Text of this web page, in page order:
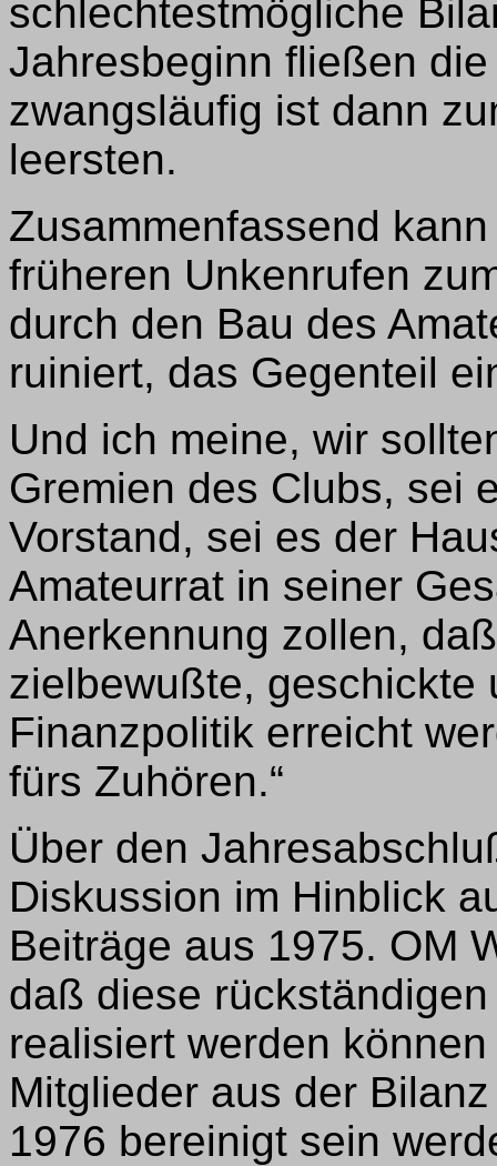
schlechtestmögliche
Jahresbeginn fließen
zwangsläufig ist dann
leersten.
Zusammenfassend
früheren Unkenrufen
durch den Bau des
ruiniert, das Gegenteil
Und ich meine, wir
Gremien des Clubs, sei
Vorstand, sei es der
Amateurrat in seiner
Anerkennung zollen,
zielbewußte, geschickte
Finanzpolitik erreicht
fürs Zuhören.“
Über den
Diskussion im Hinblick
Beiträge aus 1975. OM
daß diese
realisiert werden
Mitglieder aus der
1976 bereinigt sein